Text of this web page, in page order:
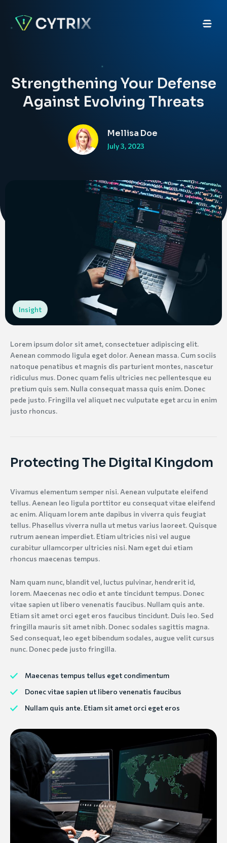
Strengthening Your Defense
Against Evolving Threats
Mellisa Doe
July 3, 2023
Insight
Lorem ipsum dolor sit amet, consectetuer adipiscing elit.
Aenean commodo ligula eget dolor. Aenean massa. Cum sociis
natoque penatibus et magnis dis parturient montes, nascetur
ridiculus mus. Donec quam felis ultricies nec pellentesque eu
pretium quis sem. Nulla consequat massa quis enim. Donec
pede justo. Fringilla vel aliquet nec vulputate eget arcu in enim
justo rhoncus.
Protecting The Digital Kingdom
Vivamus elementum semper nisi. Aenean vulputate eleifend
tellus. Aenean leo ligula porttitor eu consequat vitae eleifend
ac enim. Aliquam lorem ante dapibus in viverra quis feugiat
tellus. Phasellus viverra nulla ut metus varius laoreet. Quisque
rutrum aenean imperdiet. Etiam ultricies nisi vel augue
curabitur ullamcorper ultricies nisi. Nam eget dui etiam
rhoncus maecenas tempus.
Nam quam nunc, blandit vel, luctus pulvinar, hendrerit id,
lorem. Maecenas nec odio et ante tincidunt tempus. Donec
vitae sapien ut libero venenatis faucibus. Nullam quis ante.
Etiam sit amet orci eget eros faucibus tincidunt. Duis leo. Sed
fringilla mauris sit amet nibh. Donec sodales sagittis magna.
Sed consequat, leo eget bibendum sodales, augue velit cursus
nunc. Donec pede justo fringilla.
Maecenas tempus tellus eget condimentum
Donec vitae sapien ut libero venenatis faucibus
Nullam quis ante. Etiam sit amet orci eget eros